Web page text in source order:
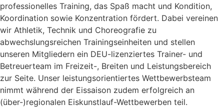
professionelles Training, das Spaß macht und Kondition,
Koordination sowie Konzentration fördert. Dabei vereinen
wir Athletik, Technik und Choreografie zu
abwechslungsreichen Trainingseinheiten und stellen
unseren Mitgliedern ein DEU-lizenziertes Trainer- und
Betreuerteam im Freizeit-, Breiten und Leistungsbereich
zur Seite. Unser leistungsorientiertes Wettbewerbsteam
nimmt während der Eissaison zudem erfolgreich an
(über-)regionalen Eiskunstlauf-Wettbewerben teil.